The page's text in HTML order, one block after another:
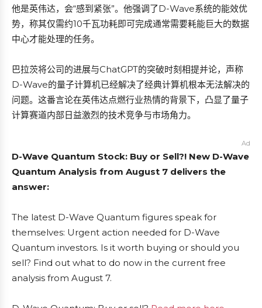
他是英伟达，会“感到紧张”。他强调了D-Wave系统的能效优
势，称其仅需约10千瓦功耗即可完成通常需要耗能巨大的数据
中心才能处理的任务。
巴拉茨将公司的进展与ChatGPT的突破时刻相提并论，声称
D-Wave的量子计算机已经解决了经典计算机根本无法解决的
问题。这番言论在英伟达点燃行业热情的背景下，凸显了量子
计算赛道内部日益激烈的技术竞争与市场角力。
Ad
D-Wave Quantum Stock: Buy or Sell?! New D-Wave
Quantum Analysis from August 7 delivers the
answer:
The latest D-Wave Quantum figures speak for
themselves: Urgent action needed for D-Wave
Quantum investors. Is it worth buying or should you
sell? Find out what to do now in the current free
analysis from August 7.